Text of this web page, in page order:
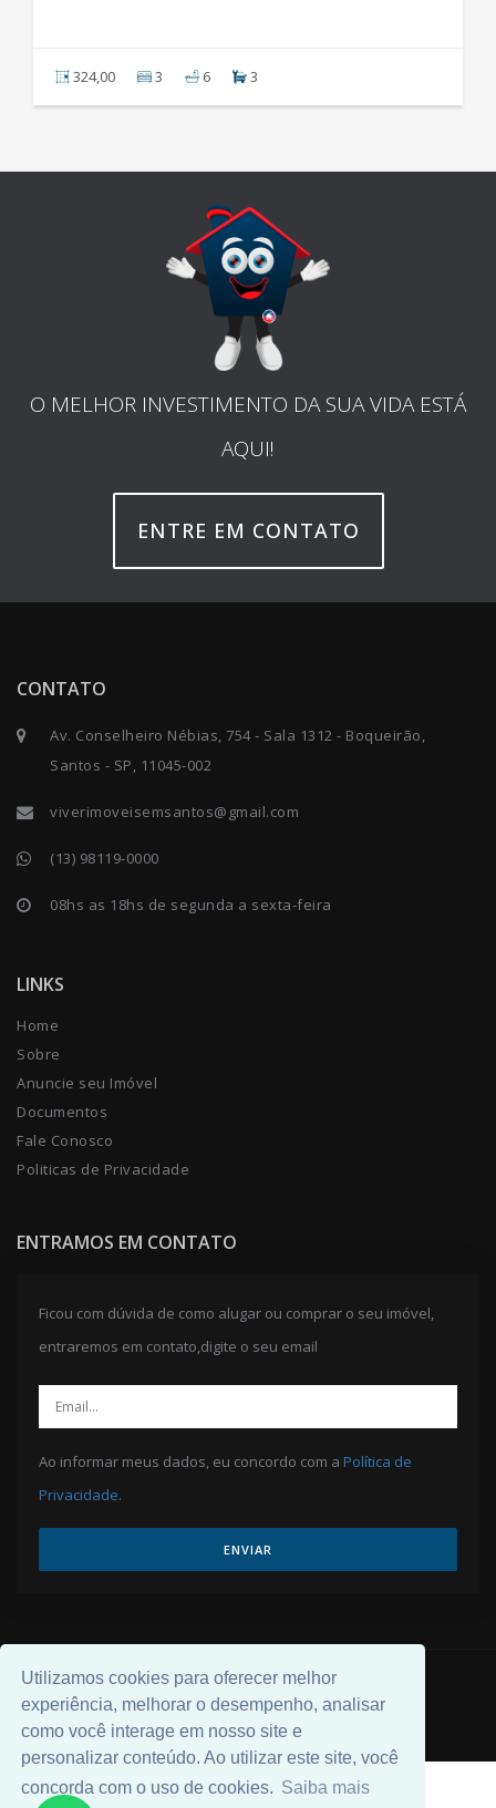
Utilizamos cookies para oferecer melhor
experiência, melhorar o desempenho, analisar
como você interage em nosso site e
personalizar conteúdo. Ao utilizar este site, você
concorda com o uso de cookies. Saiba mais
324,00 3 6 3
O MELHOR INVESTIMENTO DA SUA VIDA ESTÁ
AQUI!
ENTRE EM CONTATO
CONTATO
Av. Conselheiro Nébias, 754 - Sala 1312 - Boqueirão,
Santos - SP, 11045-002
viverimoveisemsantos@gmail.com
(13) 98119-0000
08hs as 18hs de segunda a sexta-feira
LINKS
Home
Sobre
Anuncie seu Imóvel
Documentos
Fale Conosco
Politicas de Privacidade
ENTRAMOS EM CONTATO
Ficou com dúvida de como alugar ou comprar o seu imóvel,
entraremos em contato,digite o seu email
Ao informar meus dados, eu concordo com a Política de
Privacidade.
ENVIAR
© 2026 Desenvolvido porUniversal Software